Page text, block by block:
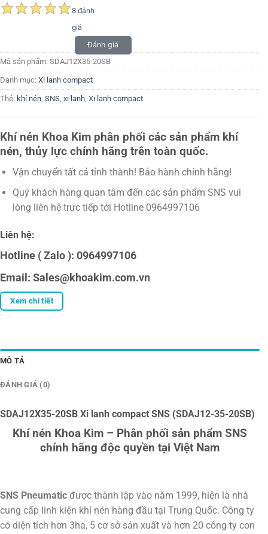
8 đánh
giá
Đánh giá
Mã sản phẩm: SDAJ12X35-20SB
Danh mục: Xi lanh compact
Thẻ: khí nén, SNS, xi lanh, Xi lanh compact
Khí nén Khoa Kim phân phối các sản phẩm khí
nén, thủy lực chính hãng trên toàn quốc.
Vận chuyển tất cả tỉnh thành! Bảo hành chính hãng!
Quý khách hàng quan tâm đến các sản phẩm SNS vui
lòng liên hệ trực tiếp tới Hotline 0964997106
Liên hệ:
Hotline ( Zalo ): 0964997106
Email: Sales@khoakim.com.vn
Xem chi tiết
MÔ TẢ
ĐÁNH GIÁ (0)
SDAJ12X35-20SB Xi lanh compact SNS (SDAJ12-35-20SB)
Khí nén Khoa Kim – Phân phối sản phẩm SNS
chính hãng độc quyền tại Việt Nam
SNS Pneumatic được thành lập vào năm 1999, hiện là nhà
cung cấp linh kiện khí nén hàng đầu tại Trung Quốc. Công ty
có diện tích hơn 3ha, 5 cơ sở sản xuất và hơn 20 công ty con